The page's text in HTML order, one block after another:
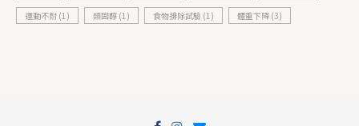
運動不耐 (1) 類固醇 (1) 食物排除試驗 (1) 體重下降 (3)